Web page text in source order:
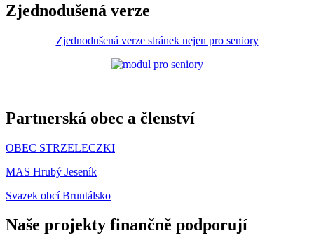
Zjednodušená verze
Zjednodušená verze stránek nejen pro seniory
Partnerská obec a členství
OBEC STRZELECZKI
MAS Hrubý Jeseník
Svazek obcí Bruntálsko
Naše projekty finančně podporují